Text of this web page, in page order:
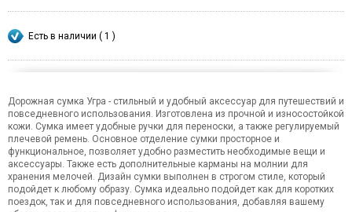
Есть в наличии ( 1 )
Дорожная сумка Угра - стильный и удобный аксессуар для путешествий и
повседневного использования. Изготовлена из прочной и износостойкой
кожи. Сумка имеет удобные ручки для переноски, а также регулируемый
плечевой ремень. Основное отделение сумки просторное и
функциональное, позволяет удобно разместить необходимые вещи и
аксессуары. Также есть дополнительные карманы на молнии для
хранения мелочей. Дизайн сумки выполнен в строгом стиле, который
подойдет к любому образу. Сумка идеально подойдет как для коротких
поездок, так и для повседневного использования, добавляя вашему